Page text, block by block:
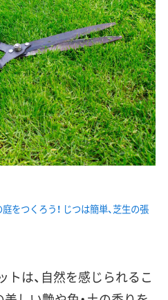
をつくろう！ じつは簡単、芝生の張
トは、 自然を感じられるこ